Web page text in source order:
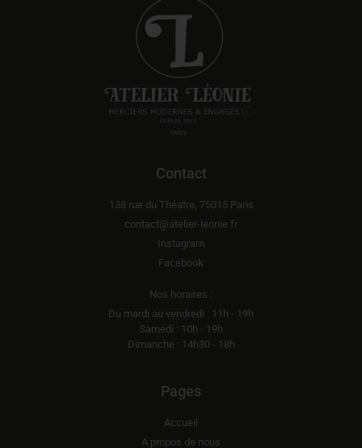
Contact
138 rue du Théatre, 75015 Paris
contact@atelier-leonie.fr
Instagram
Facebook
Nos horaires :
Du mardi au vendredi : 11h - 19h
Samedi : 10h - 19h
Dimanche : 14h30 - 18h
Pages
Accueil
A propos de nous